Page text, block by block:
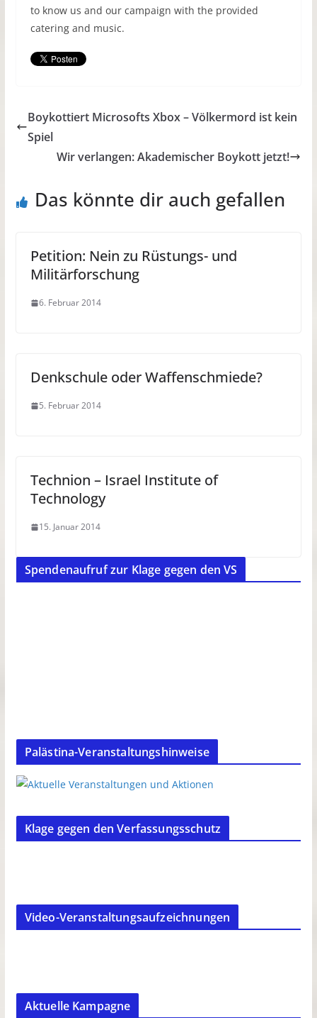
to know us and our campaign with the provided
catering and music.
Boykottiert Microsofts Xbox – Völkermord ist kein
Spiel
Wir verlangen: Akademischer Boykott jetzt!
Das könnte dir auch gefallen
Petition: Nein zu Rüstungs- und
Militärforschung
6. Februar 2014
Denkschule oder Waffenschmiede?
5. Februar 2014
Technion – Israel Institute of
Technology
15. Januar 2014
Spendenaufruf zur Klage gegen den VS
Palästina-Veranstaltungshinweise
Klage gegen den Verfassungsschutz
Video-Veranstaltungsaufzeichnungen
Aktuelle Kampagne